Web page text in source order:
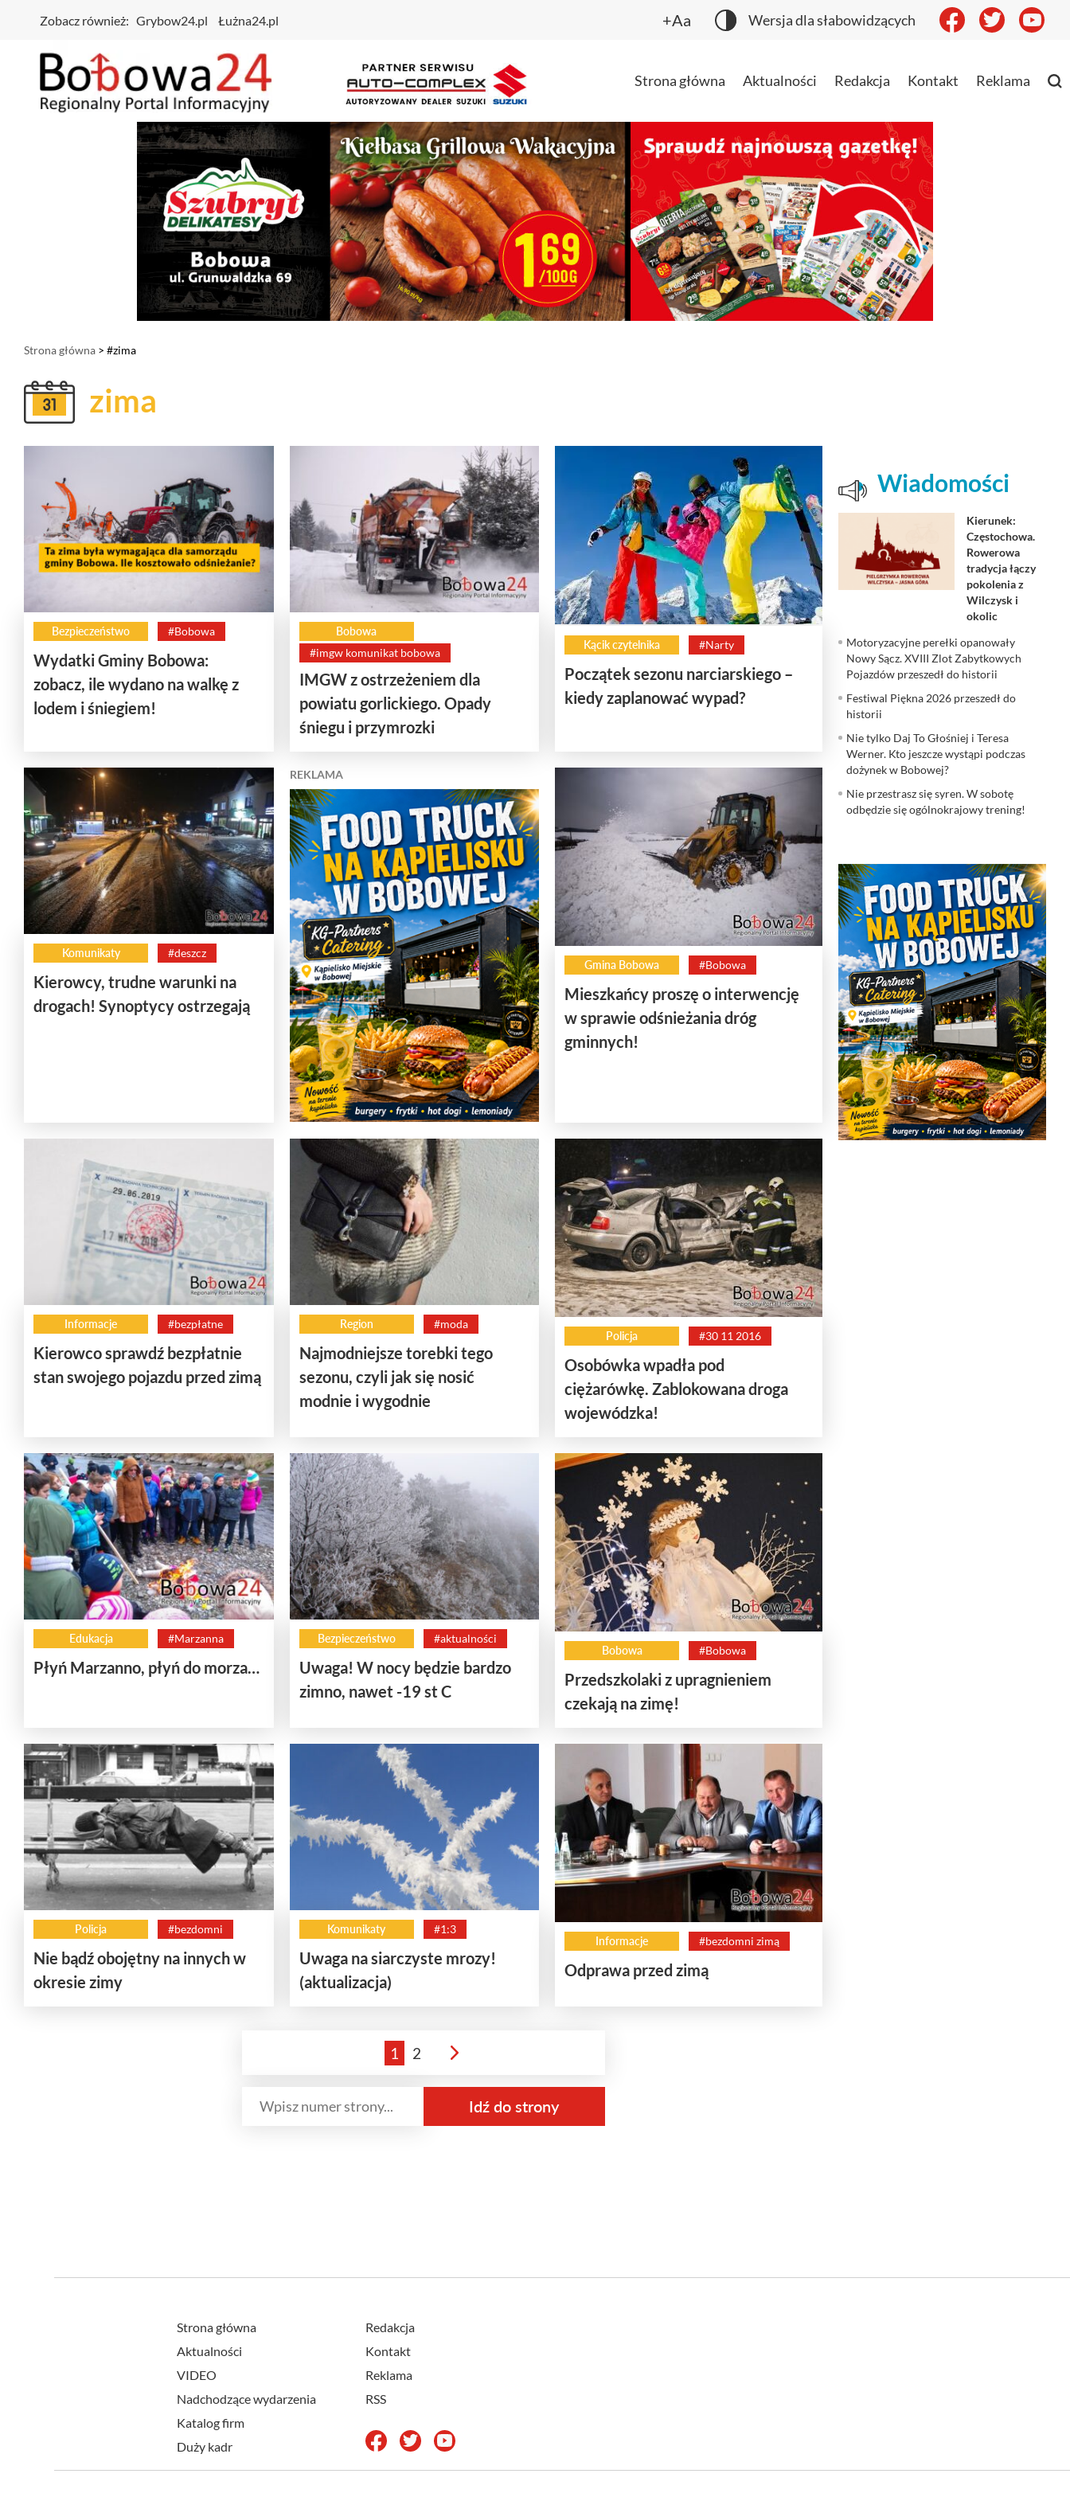
Zobacz również: Grybow24.pl Łużna24.pl +Aa Wersja dla słabowidzących
Strona główna Aktualności Redakcja Kontakt Reklama
Strona główna > #zima
zima
Bezpieczeństwo #Bobowa
Wydatki Gminy Bobowa:
zobacz, ile wydano na walkę z
lodem i śniegiem!
Bobowa
#imgw komunikat bobowa
IMGW z ostrzeżeniem dla
powiatu gorlickiego. Opady
śniegu i przymrozki
Kącik czytelnika #Narty
Początek sezonu narciarskiego –
kiedy zaplanować wypad?
Komunikaty #deszcz
Kierowcy, trudne warunki na
drogach! Synoptycy ostrzegają
REKLAMA
Gmina Bobowa #Bobowa
Mieszkańcy proszę o interwencję
w sprawie odśnieżania dróg
gminnych!
Informacje #bezpłatne
Kierowco sprawdź bezpłatnie
stan swojego pojazdu przed zimą
Region #moda
Najmodniejsze torebki tego
sezonu, czyli jak się nosić
modnie i wygodnie
Policja #30 11 2016
Osobówka wpadła pod
ciężarówkę. Zablokowana droga
wojewódzka!
Edukacja #Marzanna
Płyń Marzanno, płyń do morza…
Bezpieczeństwo #aktualności
Uwaga! W nocy będzie bardzo
zimno, nawet -19 st C
Bobowa #Bobowa
Przedszkolaki z upragnieniem
czekają na zimę!
Policja #bezdomni
Nie bądź obojętny na innych w
okresie zimy
Komunikaty #1:3
Uwaga na siarczyste mrozy!
(aktualizacja)
Informacje #bezdomni zimą
Odprawa przed zimą
1 2
Wiadomości
Kierunek:
Częstochowa.
Rowerowa
tradycja łączy
pokolenia z
Wilczysk i
okolic
Motoryzacyjne perełki opanowały
Nowy Sącz. XVIII Zlot Zabytkowych
Pojazdów przeszedł do historii
Festiwal Piękna 2026 przeszedł do
historii
Nie tylko Daj To Głośniej i Teresa
Werner. Kto jeszcze wystąpi podczas
dożynek w Bobowej?
Nie przestrasz się syren. W sobotę
odbędzie się ogólnokrajowy trening!
Strona główna
Aktualności
VIDEO
Nadchodzące wydarzenia
Katalog firm
Duży kadr
Redakcja
Kontakt
Reklama
RSS